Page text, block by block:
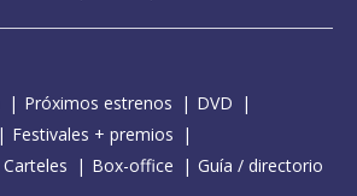
Próximos estrenos
DVD
Festivales + premios
Carteles Box-office Guía / directorio